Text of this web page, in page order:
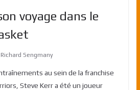
voyage dans le
Richard Sengmany
au sein de la franchise
Steve Kerr a été un joueur